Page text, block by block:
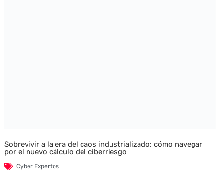
Sobrevivir a la era del caos industrializado: cómo navegar
por el nuevo cálculo del ciberriesgo
Cyber Expertos